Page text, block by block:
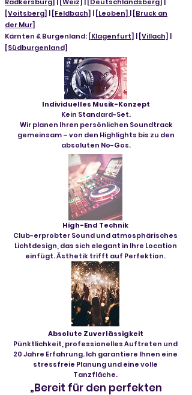
[Voitsberg] | [Feldbach] | [Leoben] | [Bruck an
der Mur]
Kärnten & Burgenland: [Klagenfurt] | [Villach] |
[Südburgenland]
Individuelles Musik-Konzept
Kein Standard-Set.
Wir planen Ihren persönlichen Soundtrack
gemeinsam – von den Highlights bis zu den
absoluten No-Gos.
High-End Technik
Club-erprobter Sound und atmosphärisches
Lichtdesign, das sich elegant in Ihre Location
einfügt. Ästhetik trifft auf Perfektion.
Absolute Zuverlässigkeit
Pünktlichkeit, professionelles Auftreten und
20 Jahre Erfahrung. Ich garantiere Ihnen eine
stressfreie Planung und eine volle
Tanzfläche.
„Bereit für den perfekten